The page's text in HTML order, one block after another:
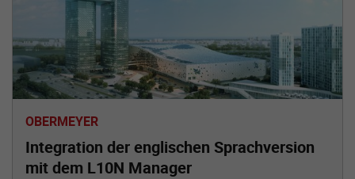
OBERMEYER
Integration der englischen Sprachversion
mit dem L10N Manager